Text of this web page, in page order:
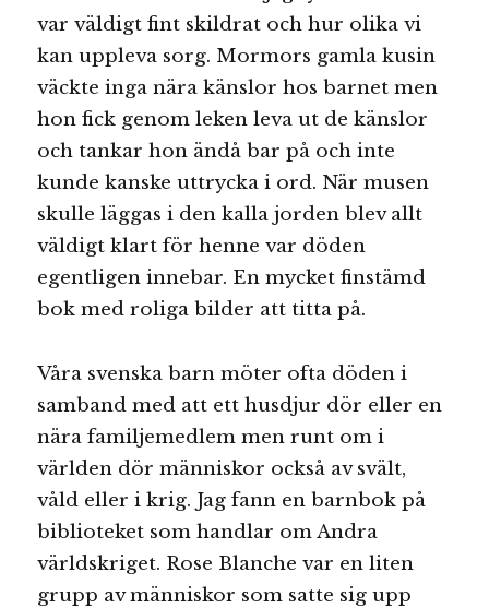
var väldigt fint skildrat och hur olika vi
kan uppleva sorg. Mormors gamla kusin
väckte inga nära känslor hos barnet men
hon fick genom leken leva ut de känslor
och tankar hon ändå bar på och inte
kunde kanske uttrycka i ord. När musen
skulle läggas i den kalla jorden blev allt
väldigt klart för henne var döden
egentligen innebar. En mycket finstämd
bok med roliga bilder att titta på.
Våra svenska barn möter ofta döden i
samband med att ett husdjur dör eller en
nära familjemedlem men runt om i
världen dör människor också av svält,
våld eller i krig. Jag fann en barnbok på
biblioteket som handlar om Andra
världskriget. Rose Blanche var en liten
grupp av människor som satte sig upp